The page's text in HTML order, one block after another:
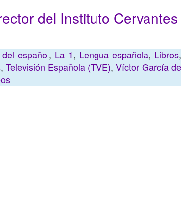
del Instituto Cervantes
español, La 1, Lengua española, Libros,
,Televisión Española (TVE),Víctor García de